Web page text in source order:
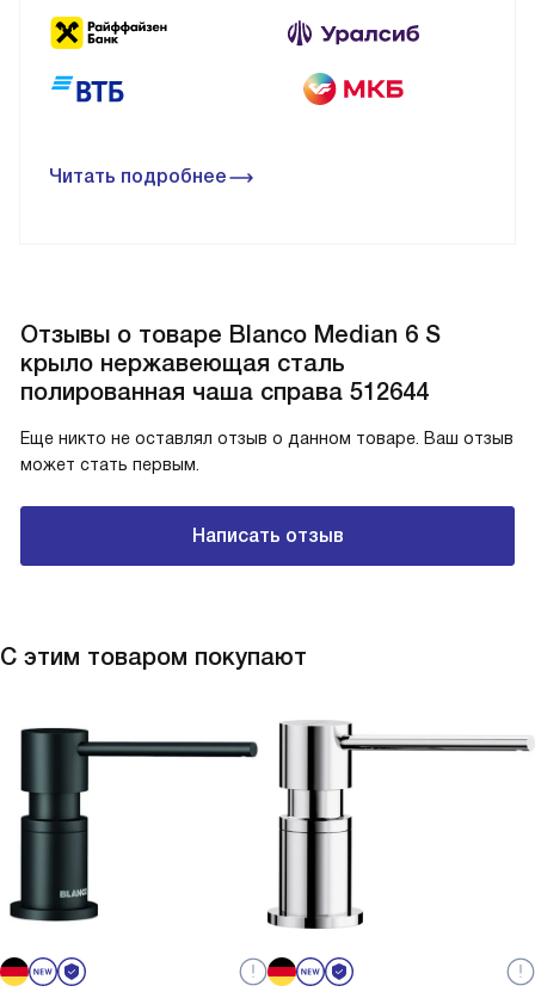
Читать подробнее
Отзывы о товаре Blanco Median 6 S
крыло нержавеющая сталь
полированная чаша справа 512644
Еще никто не оставлял отзыв о данном товаре. Ваш отзыв
может стать первым.
Написать отзыв
С этим товаром покупают